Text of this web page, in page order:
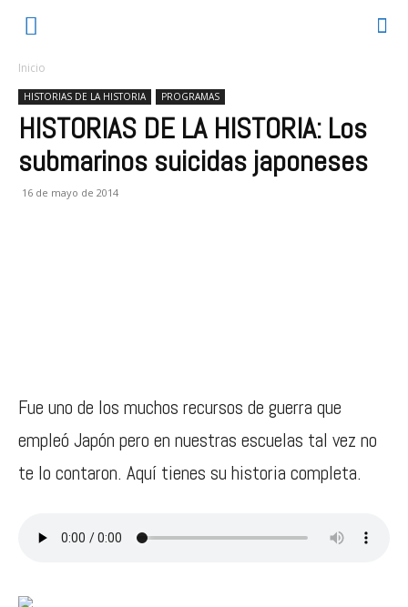
Inicio
HISTORIAS DE LA HISTORIA PROGRAMAS
HISTORIAS DE LA HISTORIA: Los
submarinos suicidas japoneses
16 de mayo de 2014
Fue uno de los muchos recursos de guerra que
empleó Japón pero en nuestras escuelas tal vez no
te lo contaron. Aquí tienes su historia completa.